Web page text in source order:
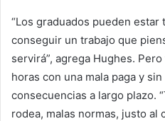
“Los graduados pueden
conseguir un trabajo que
servirá”, agrega Hughes.
horas con una mala paga y
consecuencias a largo plazo.
rodea, malas normas, justo al